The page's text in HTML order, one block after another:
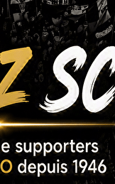
Exporter les lignes
Exporter toutes
Exporter
Menu
?>
Images de la page
Cliquez pour éditer